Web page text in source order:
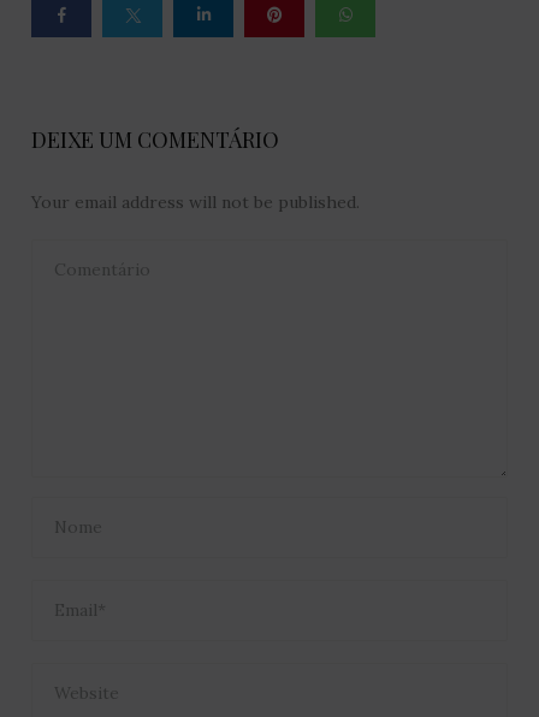
DEIXE UM COMENTÁRIO
Your email address will not be published.